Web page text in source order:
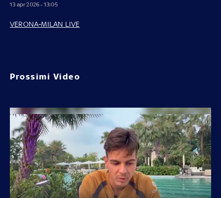
13 apr 2026 - 13:05
VERONA-MILAN LIVE
Prossimi Video